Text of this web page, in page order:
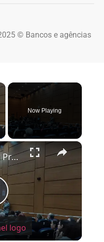
© Bancos e agências
Now Playing
×
Video
Brazil: Brazilian President Lula hosts WHO chief Tedros in Rio.